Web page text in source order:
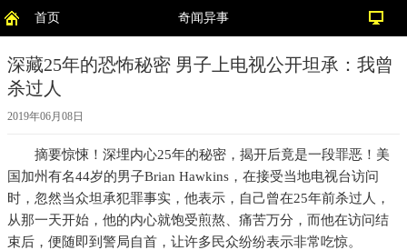
首页 奇闻异事
深藏25年的恐怖秘密 男子上电视公开坦承：我曾
杀过人
2019年06月08日
摘要惊悚！深埋内心25年的秘密，揭开后竟是一段罪恶！美
国加州有名44岁的男子Brian Hawkins，在接受当地电视台访问
时，忽然当众坦承犯罪事实，他表示，自己曾在25年前杀过人，
从那一天开始，他的内心就饱受煎熬、痛苦万分，而他在访问结
束后，便随即到警局自首，让许多民众纷纷表示非常吃惊。